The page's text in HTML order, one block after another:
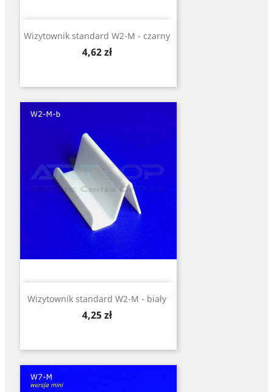
Wizytownik standard W2-M - czarny
Cena
4,62 zł
Wizytownik standard W2-M - biały
Cena
4,25 zł